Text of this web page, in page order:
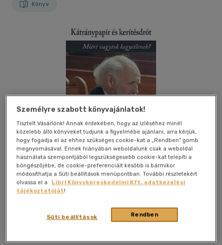
Könyv
Kívánságlistához adom
oldal
Személyre szabott könyvajánlatok!
Tisztelt Vásárlónk! Annak érdekében, hogy az ízléséhez minél
közelebb álló könyveket tudjunk a figyelmébe ajánlani, arra kérjük,
hogy fogadja el az ehhez szükséges cookie-kat a „Rendben” gomb
megnyomásával. Ennek hiányában weboldalunk csak a weboldal
használata szempontjából legszükségesebb cookie-kat telepíti a
böngészőjébe, de cookie-preferenciáit később is bármikor
módosíthatja a Süti beállítások menüpontban. További részletekért
olvassa el a
Libri Könyvkereskedelmi Kft. adatkezelési
tájékoztatóját!
Rendben
Süti beállítások